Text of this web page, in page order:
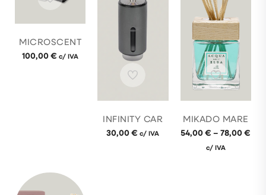
MICROSCENT
100,00€ c/ IVA
INFINITY CAR
30,00€ c/ IVA
MIKADO MARE
54,00€ – 78,00€
c/ IVA